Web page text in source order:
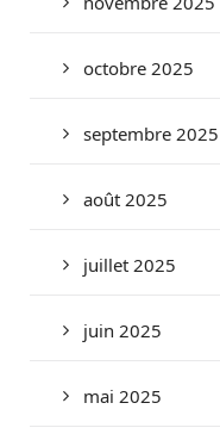
octobre 2025
septembre 2025
août 2025
juillet 2025
juin 2025
mai 2025